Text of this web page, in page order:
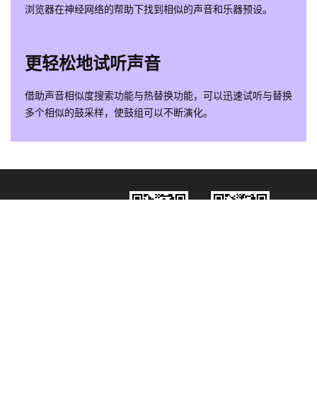
浏览器在神经网络的帮助下找到相似的声音和乐器预设。
更轻松地试听声音
借助声音相似度搜索功能与热替换功能，可以迅速试听与替换
多个相似的鼓采样，使鼓组可以不断演化。